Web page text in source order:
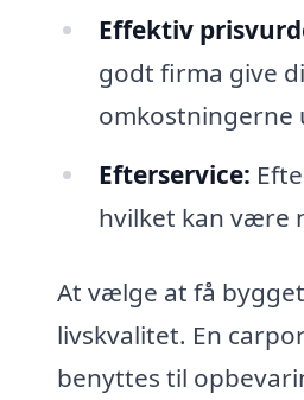
Effektiv
godt firma give
omkostningerne
Efterservice:
hvilket kan være
At vælge at få
livskvalitet. En
benyttes til